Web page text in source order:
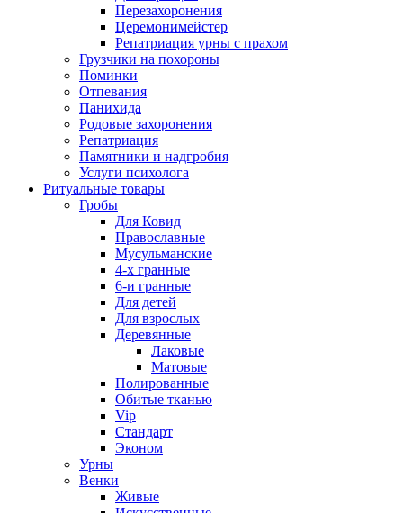
Перезахоронения
Церемонимейстер
Репатриация урны с прахом
Грузчики на похороны
Поминки
Отпевания
Панихида
Родовые захоронения
Репатриация
Памятники и надгробия
Услуги психолога
Ритуальные товары
Гробы
Для Ковид
Православные
Мусульманские
4-х гранные
6-и гранные
Для детей
Для взрослых
Деревянные
Лаковые
Матовые
Полированные
Обитые тканью
Vip
Стандарт
Эконом
Урны
Венки
Живые